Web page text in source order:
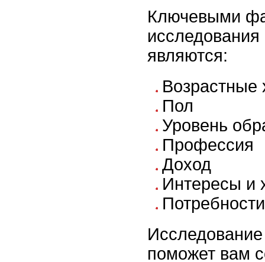
Ключевыми
являются:
Возрастные
Пол
Уровень
Профессия
Доход
Интересы и
поможет вам